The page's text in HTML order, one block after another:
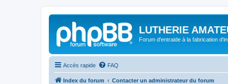
LUTHERIE
Forum d'entraide à la fabrication
Accès rapide FAQ
Index du forum Contacter un administrateur du forum